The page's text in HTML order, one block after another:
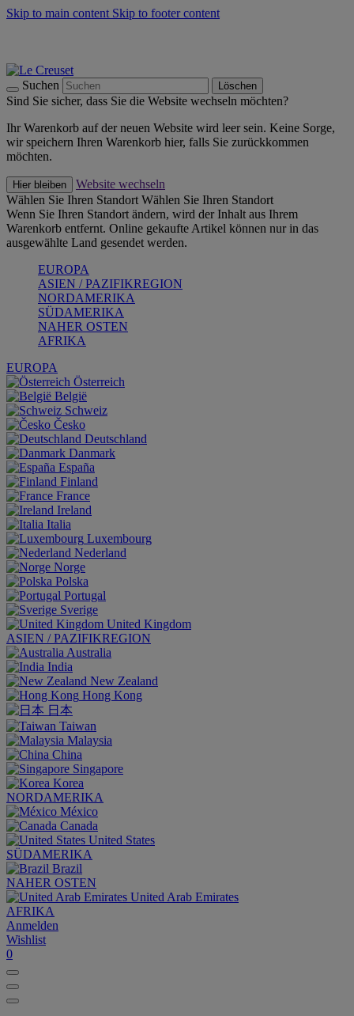
Skip to main content Skip to footer content
Suchen Löschen
Sind Sie sicher, dass Sie die Website wechseln möchten?
Ihr Warenkorb auf der neuen Website wird leer sein. Keine Sorge,
wir speichern Ihren Warenkorb hier, falls Sie zurückkommen
möchten.
Hier bleiben
Website wechseln
Wählen Sie Ihren Standort Wählen Sie Ihren Standort
Wenn Sie Ihren Standort ändern, wird der Inhalt aus Ihrem
Warenkorb entfernt. Online gekaufte Artikel können nur in das
ausgewählte Land gesendet werden.
EUROPA
ASIEN / PAZIFIKREGION
NORDAMERIKA
SÜDAMERIKA
NAHER OSTEN
AFRIKA
EUROPA
Österreich
België
Schweiz
Česko
Deutschland
Danmark
España
Finland
France
Ireland
Italia
Luxembourg
Nederland
Norge
Polska
Portugal
Sverige
United Kingdom
ASIEN / PAZIFIKREGION
Australia
India
New Zealand
Hong Kong
日本
Taiwan
Malaysia
China
Singapore
Korea
NORDAMERIKA
México
Canada
United States
SÜDAMERIKA
Brazil
NAHER OSTEN
United Arab Emirates
AFRIKA
Anmelden
Wishlist
0